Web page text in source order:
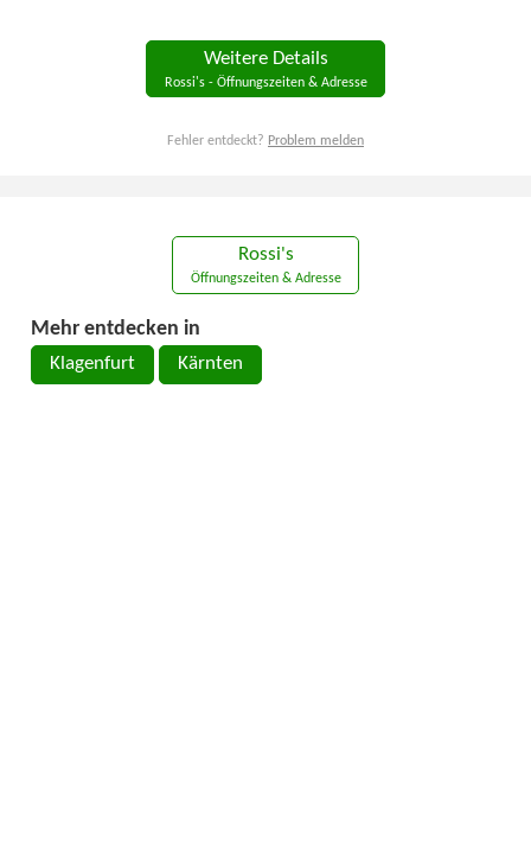
Weitere Details
Rossi's - Öffnungszeiten & Adresse
Fehler entdeckt? Problem melden
Rossi's
Öffnungszeiten & Adresse
Mehr entdecken in
Klagenfurt Kärnten